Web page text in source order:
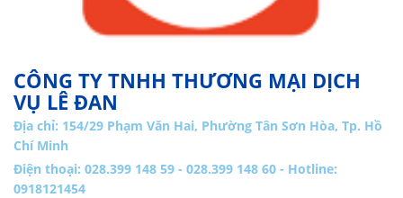
CÔNG TY TNHH THƯƠNG MẠI DỊCH
VỤ LÊ ĐAN
Địa chỉ: 154/29 Phạm Văn Hai, Phường Tân Sơn Hòa, Tp. Hồ
Chí Minh
Điện thoại: 028.399 148 59 - 028.399 148 60 - Hotline:
0918121454